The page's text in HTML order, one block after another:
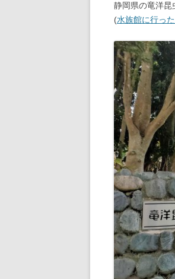
静岡県の竜洋昆
(水族館に行っ